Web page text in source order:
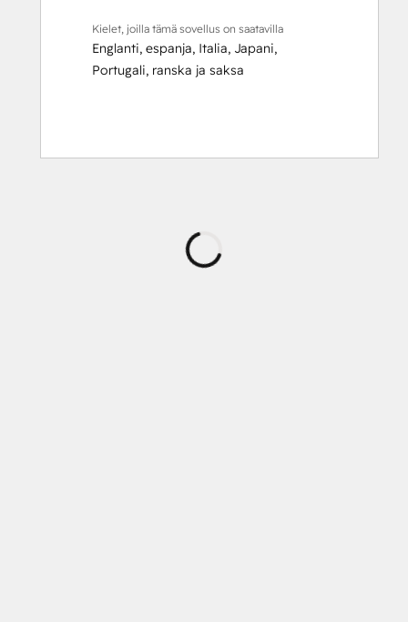
Kielet, joilla tämä sovellus on saatavilla
Englanti, espanja, Italia, Japani,
Portugali, ranska ja saksa